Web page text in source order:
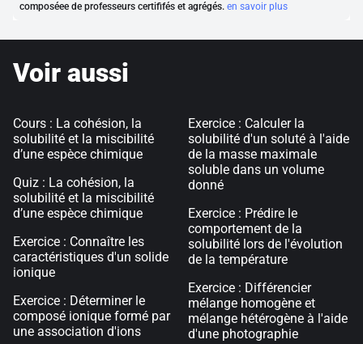
composéee de professeurs certififés et agrégés. en savoir plus
Voir aussi
Cours : La cohésion, la
solubilité et la miscibilité
d’une espèce chimique
Quiz : La cohésion, la
solubilité et la miscibilité
d’une espèce chimique
Exercice : Connaître les
caractéristiques d'un solide
ionique
Exercice : Déterminer le
composé ionique formé par
une association d'ions
Exercice : Calculer la
solubilité d'un soluté à l'aide
de la masse maximale
soluble dans un volume
donné
Exercice : Prédire le
comportement de la
solubilité lors de l'évolution
de la température
Exercice : Différencier
mélange homogène et
mélange hétérogène à l'aide
d'une photographie